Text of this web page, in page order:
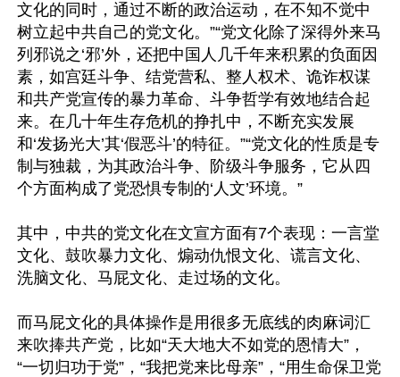
文化的同时，通过不断的政治运动，在不知不觉中
树立起中共自己的党文化。”“党文化除了深得外来马
列邪说之‘邪’外，还把中国人几千年来积累的负面因
素，如宫廷斗争、结党营私、整人权术、诡诈权谋
和共产党宣传的暴力革命、斗争哲学有效地结合起
来。在几十年生存危机的挣扎中，不断充实发展
和‘发扬光大’其‘假恶斗’的特征。”“党文化的性质是专
制与独裁，为其政治斗争、阶级斗争服务，它从四
个方面构成了党恐惧专制的‘人文’环境。”
其中，中共的党文化在文宣方面有7个表现：一言堂
文化、鼓吹暴力文化、煽动仇恨文化、谎言文化、
洗脑文化、马屁文化、走过场的文化。
而马屁文化的具体操作是用很多无底线的肉麻词汇
来吹捧共产党，比如“天大地大不如党的恩情大”，
“一切归功于党”，“我把党来比母亲”，“用生命保卫党